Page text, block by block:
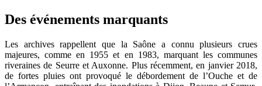
Des événements marquants
Les archives rappellent que la Saône a connu plusieurs crues
majeures, comme en 1955 et en 1983, marquant les communes
riveraines de Seurre et Auxonne. Plus récemment, en janvier 2018,
de fortes pluies ont provoqué le débordement de l’Ouche et de